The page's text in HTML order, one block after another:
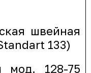
швейная
133)
мод. 128-75